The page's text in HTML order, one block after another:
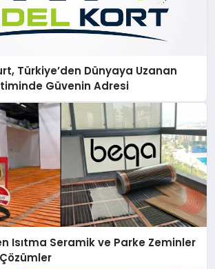
Türkiye’den Dünyaya Uzanan
Güvenin Adresi
Isıtma Seramik ve Parke Zeminler